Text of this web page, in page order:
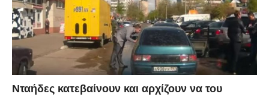
Νταήδες κατεβαίνουν και αρχίζουν να του